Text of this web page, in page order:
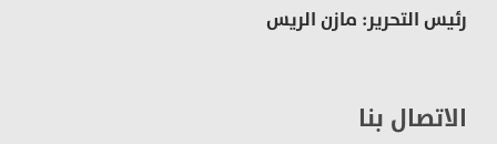
رئيس التحرير: مازن الريس
الاتصال بنا